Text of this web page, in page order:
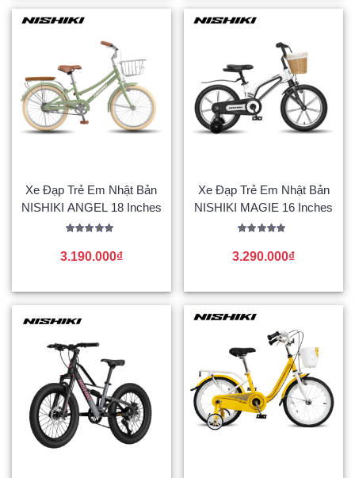
Xe Đạp Trẻ Em Nhật Bản
NISHIKI ANGEL 18 Inches
hạng
5.00
3.190.000₫
Xe Đạp Trẻ Em Nhật Bản
NISHIKI MAGIE 16 Inches
hạng
5.00
3.290.000₫